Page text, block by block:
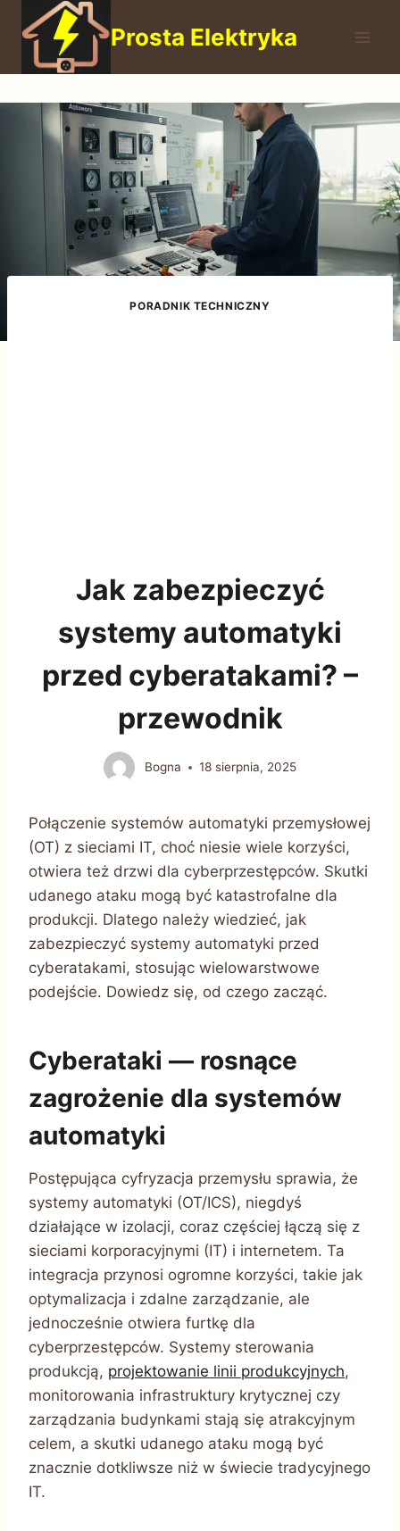
Przejdź
treści
Prosta Elektryka
PORADNIK TECHNICZNY
Jak zabezpieczyć
systemy automatyki
przed cyberatakami? –
przewodnik
Bogna 18 sierpnia, 2025
Połączenie systemów automatyki przemysłowej
(OT) z sieciami IT, choć niesie wiele korzyści,
otwiera też drzwi dla cyberprzestępców. Skutki
udanego ataku mogą być katastrofalne dla
produkcji. Dlatego należy wiedzieć, jak
zabezpieczyć systemy automatyki przed
cyberatakami, stosując wielowarstwowe
podejście. Dowiedz się, od czego zacząć.
Cyberataki — rosnące
zagrożenie dla systemów
automatyki
Postępująca cyfryzacja przemysłu sprawia, że
systemy automatyki (OT/ICS), niegdyś
działające w izolacji, coraz częściej łączą się z
sieciami korporacyjnymi (IT) i internetem. Ta
integracja przynosi ogromne korzyści, takie jak
optymalizacja i zdalne zarządzanie, ale
jednocześnie otwiera furtkę dla
cyberprzestępców. Systemy sterowania
produkcją, projektowanie linii produkcyjnych,
monitorowania infrastruktury krytycznej czy
zarządzania budynkami stają się atrakcyjnym
celem, a skutki udanego ataku mogą być
znacznie dotkliwsze niż w świecie tradycyjnego
IT.